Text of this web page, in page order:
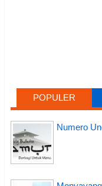
POPULER
Numero